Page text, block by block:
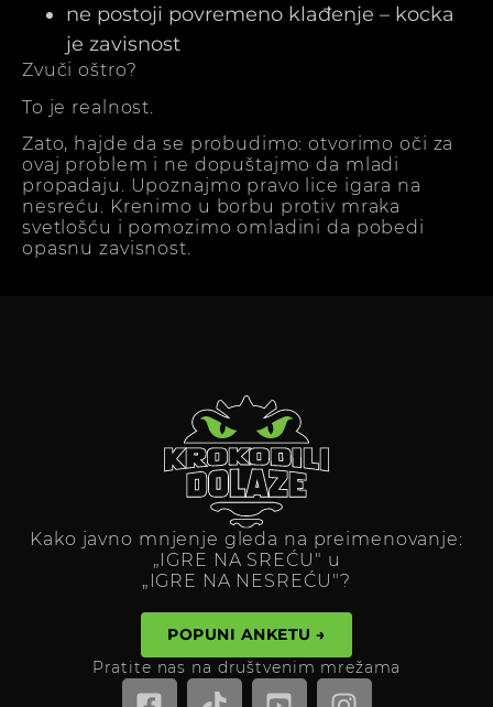
ne postoji povremeno klađenje – kocka
je zavisnost
Zvuči oštro?
To je realnost.
Zato, hajde da se probudimo: otvorimo oči za
ovaj problem i ne dopuštajmo da mladi
propadaju. Upoznajmo pravo lice igara na
nesreću. Krenimo u borbu protiv mraka
svetlošću i pomozimo omladini da pobedi
opasnu zavisnost.
Kako javno mnjenje gleda na preimenovanje:
„IGRE NA SREĆU" u
„IGRE NA NESREĆU"?
POPUNI ANKETU →
Pratite nas na društvenim mrežama